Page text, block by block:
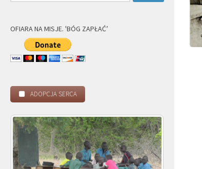
OFIARA NA MISJE. 'BÓG ZAPŁAĆ’
ADOPCJA SERCA